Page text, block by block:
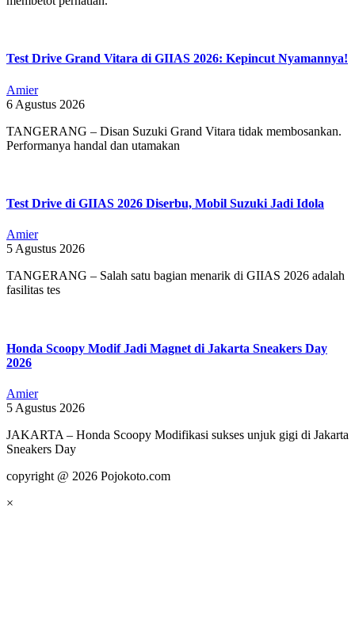
Test Drive Grand Vitara di GIIAS 2026: Kepincut Nyamannya!
Amier
6 Agustus 2026
TANGERANG – Disan Suzuki Grand Vitara tidak membosankan.
Performanya handal dan utamakan
Test Drive di GIIAS 2026 Diserbu, Mobil Suzuki Jadi Idola
Amier
5 Agustus 2026
TANGERANG – Salah satu bagian menarik di GIIAS 2026 adalah
fasilitas tes
Honda Scoopy Modif Jadi Magnet di Jakarta Sneakers Day
2026
Amier
5 Agustus 2026
JAKARTA – Honda Scoopy Modifikasi sukses unjuk gigi di Jakarta
Sneakers Day
copyright @ 2026 Pojokoto.com
×